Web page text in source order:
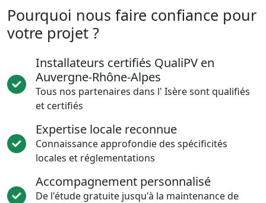
Pourquoi nous faire confiance pour
votre projet ?
Installateurs certifiés QualiPV en
Auvergne-Rhône-Alpes
Tous nos partenaires dans l' Isère sont qualifiés
et certifiés
Expertise locale reconnue
Connaissance approfondie des spécificités
locales et réglementations
Accompagnement personnalisé
De l'étude gratuite jusqu'à la maintenance de